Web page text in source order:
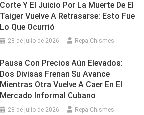
Corte Y El Juicio Por La Muerte De El
Taiger Vuelve A Retrasarse: Esto Fue
Lo Que Ocurrió
28 de julio de 2026 Repa Chismes
Pausa Con Precios Aún Elevados:
Dos Divisas Frenan Su Avance
Mientras Otra Vuelve A Caer En El
Mercado Informal Cubano
28 de julio de 2026 Repa Chismes